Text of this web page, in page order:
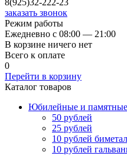
8(925)32-222-23
заказать звонок
Режим работы
Ежедневно с 08:00 — 21:00
В корзине ничего нет
Всего к оплате
0
Перейти в корзину
Каталог товаров
Юбилейные и
50 рублей
25 рублей
10 рублей
10 рублей